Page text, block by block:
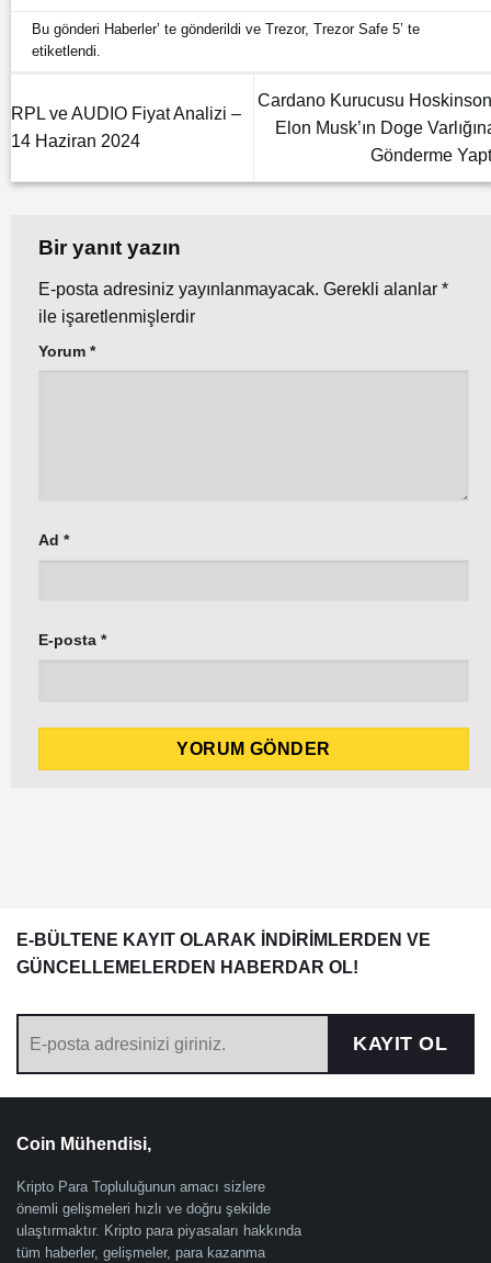
Bu gönderi Haberler’ te gönderildi veTrezor,Trezor Safe 5’ te
etiketlendi.
RPL ve AUDIO Fiyat Analizi –
14 Haziran 2024
Cardano Kurucusu
Elon Musk’ın Doge
Gönderme
Bir yanıt yazın
E-posta adresiniz yayınlanmayacak. Gerekli alanlar *
ile işaretlenmişlerdir
Yorum *
Ad *
E-posta *
E-BÜLTENE KAYIT OLARAK İNDİRİMLERDEN VE
GÜNCELLEMELERDEN HABERDAR OL!
KAYIT OL
Coin Mühendisi,
Kripto Para Topluluğunun amacı sizlere
önemli gelişmeleri hızlı ve doğru şekilde
ulaştırmaktır. Kripto para piyasaları hakkında
tüm haberler, gelişmeler, para kazanma